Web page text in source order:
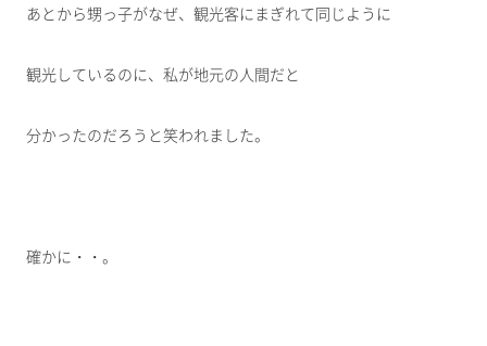
あとから甥っ子がなぜ、観光客にまぎれて同じように
観光しているのに、私が地元の人間だと
分かったのだろうと笑われました。
確かに・・。